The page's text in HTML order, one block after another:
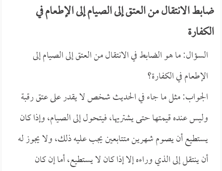
ضابط الانتقال من العتق إلى الصيام إلى الإطعام في
الكفارة
السؤال: ما هو الضابط في الانتقال من العتق إلى الصيام إلى
الإطعام في الكفارة؟
الجواب: مثل ما جاء في الحديث شخص لا يقدر على عتق رقبة
وليس عنده قيمتها حتى يشتريها، فيتحول إلى الصيام، وإذا كان
يستطيع أن يصوم شهرين متتابعين يجب عليه ذلك، ولا يجوز له
أن ينتقل إلى الذي وراءه إلا إذا كان لا يستطيع، أما إن كان